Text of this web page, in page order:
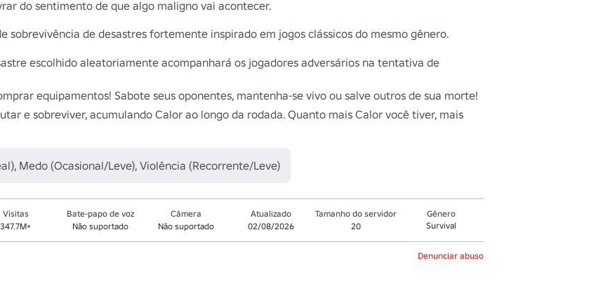
do sentimento de que algo maligno vai acontecer.
sobrevivência de desastres fortemente inspirado em jogos clássicos do mesmo gênero.
escolhido aleatoriamente acompanhará os jogadores adversários na tentativa de
equipamentos! Sabote seus oponentes, mantenha-se vivo ou salve outros de sua morte!
e sobreviver, acumulando Calor ao longo da rodada. Quanto mais Calor você tiver, mais
Medo (Ocasional/Leve), Violência (Recorrente/Leve)
Visitas
347.7M+
Bate-papo de voz
Não suportado
Câmera
Não suportado
Atualizado
02/08/2026
Tamanho do servidor
20
Gênero
Survival
Denunciar abuso